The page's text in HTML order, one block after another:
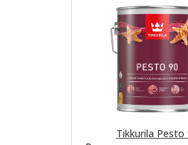
Tikkurila Pesto